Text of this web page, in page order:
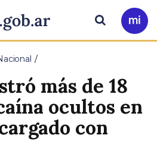
Ir
a
Buscar
más de 18
ocultos en
con